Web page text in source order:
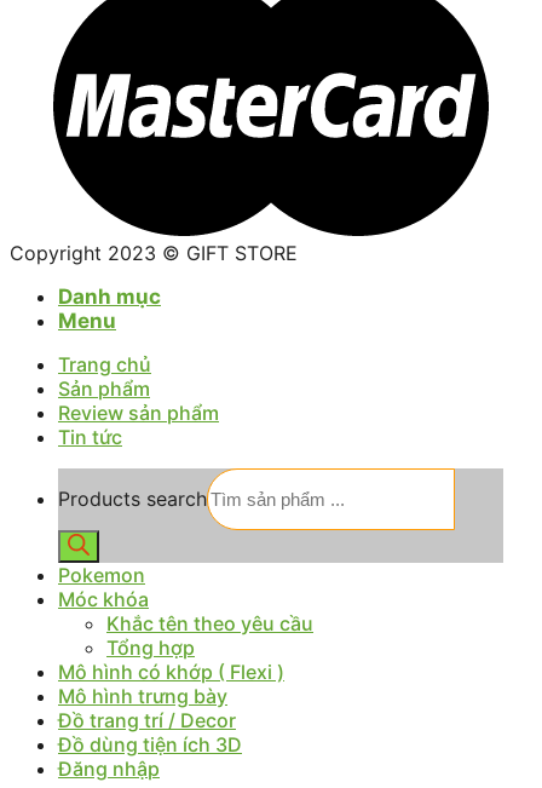
Copyright 2023 © GIFT STORE
Danh mục
Menu
Trang chủ
Sản phẩm
Review sản phẩm
Tin tức
Products search
Pokemon
Móc khóa
Khắc tên theo yêu cầu
Tổng hợp
Mô hình có khớp ( Flexi )
Mô hình trưng bày
Đồ trang trí / Decor
Đồ dùng tiện ích 3D
Đăng nhập